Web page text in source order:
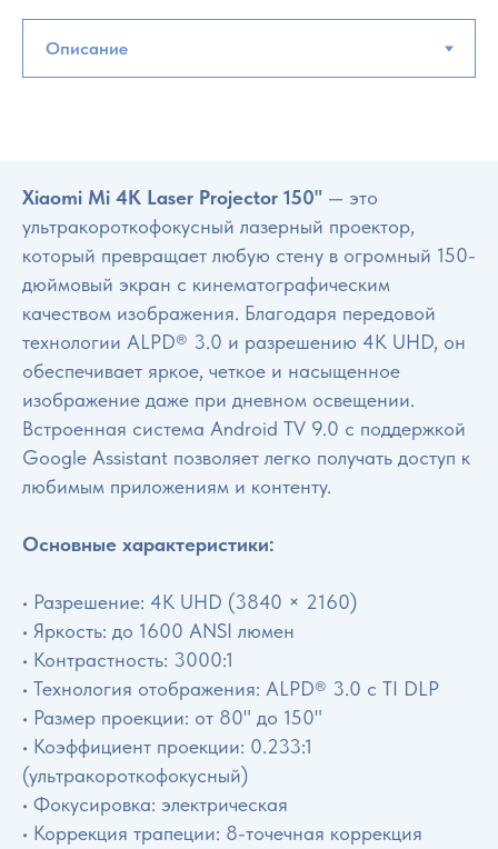
Xiaomi Mi 4K Laser Projector 150" — это
ультракороткофокусный лазерный проектор,
который превращает любую стену в огромный 150-
дюймовый экран с кинематографическим
качеством изображения. Благодаря передовой
технологии ALPD® 3.0 и разрешению 4K UHD, он
обеспечивает яркое, четкое и насыщенное
изображение даже при дневном освещении.
Встроенная система Android TV 9.0 с поддержкой
Google Assistant позволяет легко получать доступ к
любимым приложениям и контенту.
Основные характеристики:
• Разрешение: 4K UHD (3840 × 2160)
• Яркость: до 1600 ANSI люмен
• Контрастность: 3000:1
• Технология отображения: ALPD® 3.0 с TI DLP
• Размер проекции: от 80" до 150"
• Коэффициент проекции: 0.233:1
(ультракороткофокусный)
• Фокусировка: электрическая
• Коррекция трапеции: 8-точечная коррекция